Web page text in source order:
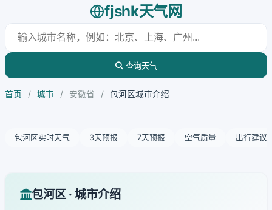
fjshk天气网
查询天气
首页 / 城市 / 安徽省 / 包河区城市介绍
包河区实时天气 3天预报 7天预报 空气质量 出行建议
包河区 · 城市介绍